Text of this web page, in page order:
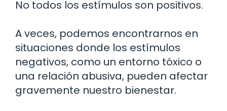
No todos los estímulos son positivos.
A veces, podemos encontrarnos en
situaciones donde los estímulos
negativos, como un entorno tóxico o
una relación abusiva, pueden afectar
gravemente nuestro bienestar.